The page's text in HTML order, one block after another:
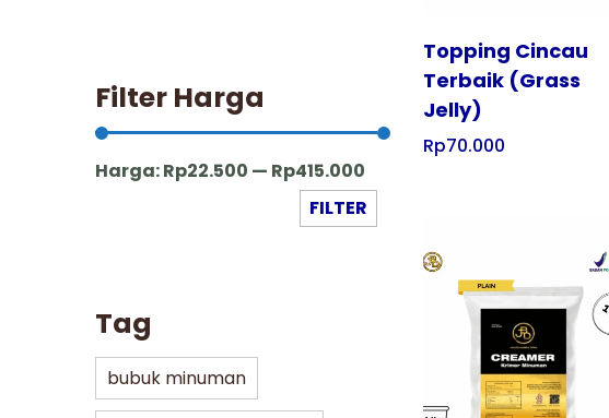
Filter Harga
Harga:Rp22.500 — Rp415.000
FILTER
Tag
bubuk minuman
Topping Cincau
Terbaik (Grass
Jelly)
Rp70.000